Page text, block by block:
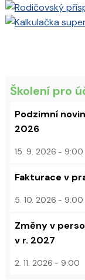
Školení pro
Podzimní
2026
15. 9. 2026 9:00
Fakturace v
5. 10. 2026 9:00
Změny v
v r. 2027
2. 11. 2026 9:00